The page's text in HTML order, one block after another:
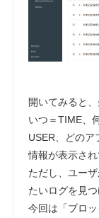
開いてみると
いつ＝TIME、
USER、どのア
情報が表示され
ただし、ユー
たいログを見つ
今回は「ブロ